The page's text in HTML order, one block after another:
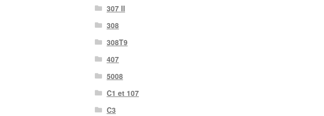
307 II
308
308T9
407
5008
C1 et 107
C3